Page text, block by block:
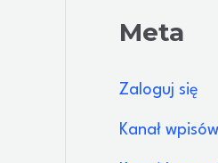
Meta
Zaloguj się
Kanał wpisów